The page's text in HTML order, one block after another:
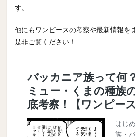
す。
他にもワンピースの考察や最新情報を
是非ご覧ください！